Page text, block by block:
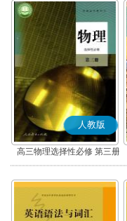
人教版
高三物理选择性必修 第三册